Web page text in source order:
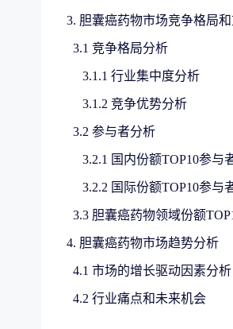
3. 胆囊癌药物市场竞争格局
3.1 竞争格局分析
3.1.1 行业集中度分析
3.1.2 竞争优势分析
3.2 参与者分析
3.2.1 国内份额TOP10参与
3.2.2 国际份额TOP10参与
3.3 胆囊癌药物领域份额
4. 胆囊癌药物市场趋势分析
4.1 市场的增长驱动因素分析
4.2 行业痛点和未来机会